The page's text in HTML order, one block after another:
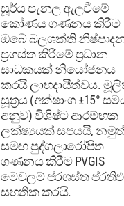
සූර්ය පැනල ඇලවීමේ
කෝණය ගණනය කිරීම
ඔබේ බලශක්ති
ප්‍රශස්ත කිරීමේ ප්‍රධාන
සාධකයක් නියෝජනය
කරයි ලාභදායීත්වය.
සූත්‍රය (අක්ෂාංශ ±15°
අනුව) විශිෂ්ට ආරම්භක
ලක්ෂ්‍යයක් සපයයි,
සමඟ පුද්ගලාරෝපිත
ගණනය කිරීම PVGIS
මෙවලම් ප්රශස්ත
සහතික කරයි.